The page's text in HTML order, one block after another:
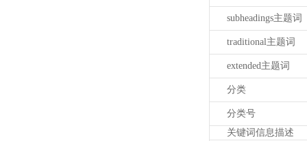
subheadings主题词
traditional主题词
extended主题词
分类
分类号
关键词信息描述